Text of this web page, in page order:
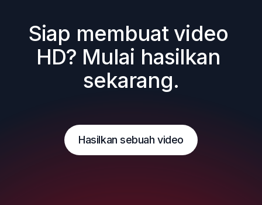
Siap membuat video
HD? Mulai hasilkan
sekarang.
Hasilkan sebuah video